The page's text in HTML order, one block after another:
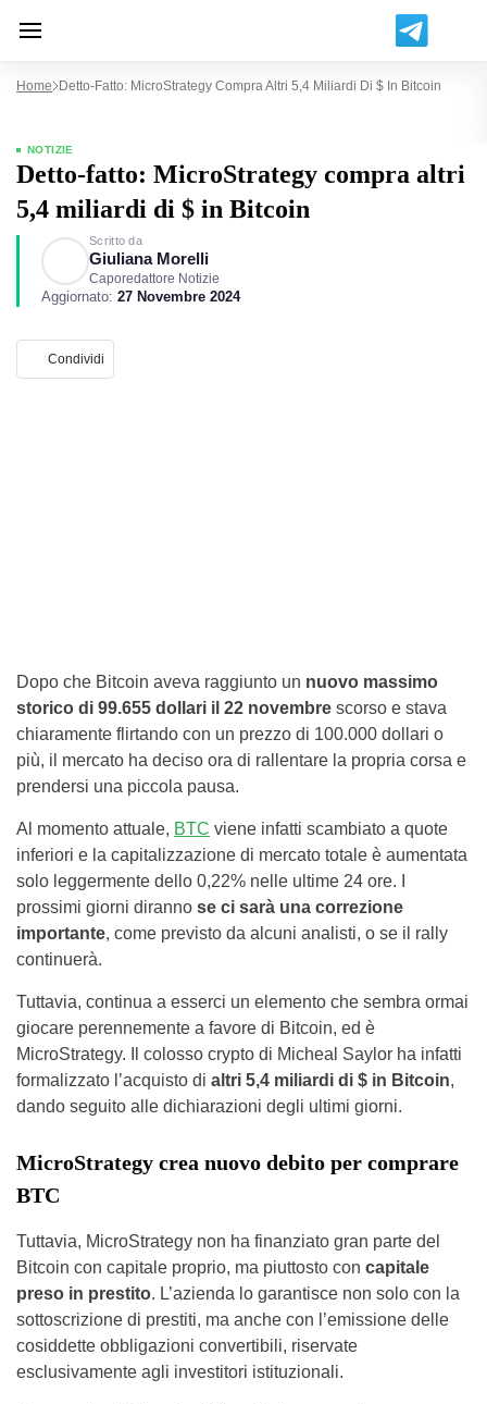
Home Detto-Fatto: MicroStrategy Compra Altri 5,4 Miliardi Di $ In Bitcoin
NOTIZIE
Detto-fatto: MicroStrategy compra altri
5,4 miliardi di $ in Bitcoin
Scritto da
Giuliana Morelli
Caporedattore Notizie
Aggiornato: 27 Novembre 2024
Condividi
Dopo che Bitcoin aveva raggiunto un nuovo massimo
storico di 99.655 dollari il 22 novembre scorso e stava
chiaramente flirtando con un prezzo di 100.000 dollari o
più, il mercato ha deciso ora di rallentare la propria corsa e
prendersi una piccola pausa.
Al momento attuale, BTC viene infatti scambiato a quote
inferiori e la capitalizzazione di mercato totale è aumentata
solo leggermente dello 0,22% nelle ultime 24 ore. I
prossimi giorni diranno se ci sarà una correzione
importante, come previsto da alcuni analisti, o se il rally
continuerà.
Tuttavia, continua a esserci un elemento che sembra ormai
giocare perennemente a favore di Bitcoin, ed è
MicroStrategy. Il colosso crypto di Micheal Saylor ha infatti
formalizzato l’acquisto di altri 5,4 miliardi di $ in Bitcoin,
dando seguito alle dichiarazioni degli ultimi giorni.
MicroStrategy crea nuovo debito per comprare
BTC
Tuttavia, MicroStrategy non ha finanziato gran parte del
Bitcoin con capitale proprio, ma piuttosto con capitale
preso in prestito. L’azienda lo garantisce non solo con la
sottoscrizione di prestiti, ma anche con l’emissione delle
cosiddette obbligazioni convertibili, riservate
esclusivamente agli investitori istituzionali.